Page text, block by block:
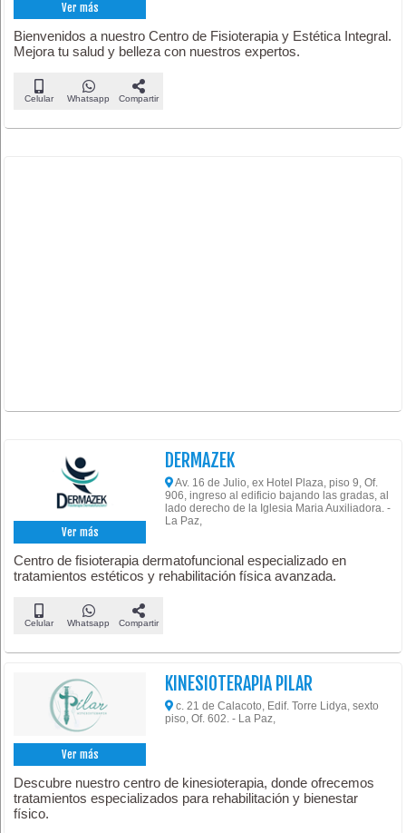
Ver más
Bienvenidos a nuestro Centro de Fisioterapia y Estética Integral.
Mejora tu salud y belleza con nuestros expertos.
Celular Whatsapp Compartir
Ver más
DERMAZEK
Av. 16 de Julio, ex Hotel Plaza, piso 9, Of.
906, ingreso al edificio bajando las gradas, al
lado derecho de la Iglesia Maria Auxiliadora. -
La Paz,
Centro de fisioterapia dermatofuncional especializado en
tratamientos estéticos y rehabilitación física avanzada.
Celular Whatsapp Compartir
Ver más
KINESIOTERAPIA PILAR
c. 21 de Calacoto, Edif. Torre Lidya, sexto
piso, Of. 602. - La Paz,
Descubre nuestro centro de kinesioterapia, donde ofrecemos
tratamientos especializados para rehabilitación y bienestar
físico.